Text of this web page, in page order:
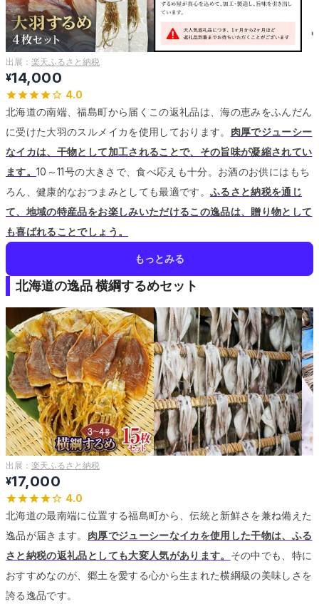
出展： 楽天ふるさと納税
¥14,000
4.0
北海道の南端、福島町から届くこの返礼品は、海の恵みをふんだん
に受けた大羽のスルメイカを使用しております。 肉厚でジューシー
なイカは、干物として加工されることで、その旨味が凝縮されてい
ます。10～11号の大きさで、食べ応えも十分。 お酒のお供にはもち
ろん、健康的なおつまみとしても最適です。 ふるさと納税を通じ
て、地域の特産品をお楽しみいただけるこの逸品は、贈り物として
も喜ばれることでしょう。
もっとみる
北海道の逸品 横綱するめセット
出展： 楽天ふるさと納税
¥17,000
4.0
北海道の最南端に位置する福島町から、伝統と新鮮さを兼ね備えた
逸品が届きます。 肉厚でジューシーなイカを使用した干物は、ふる
さと納税の返礼品としても大変人気があります。 その中でも、特に
おすすめなのが、郷土を愛する心から生まれた横綱級の美味しさを
誇る逸品です。